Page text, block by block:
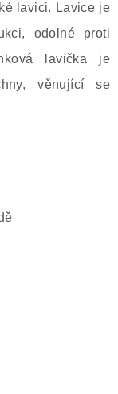
lavici. Lavice je
odolné proti
lavička je
věnující se